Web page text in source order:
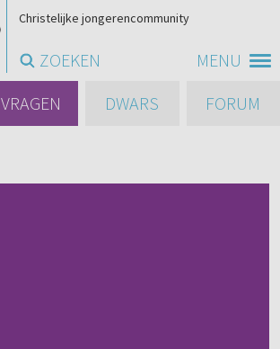
MENU
Christelijke jongerencommunity
ZOEKEN
VRAGEN DWARS FORUM